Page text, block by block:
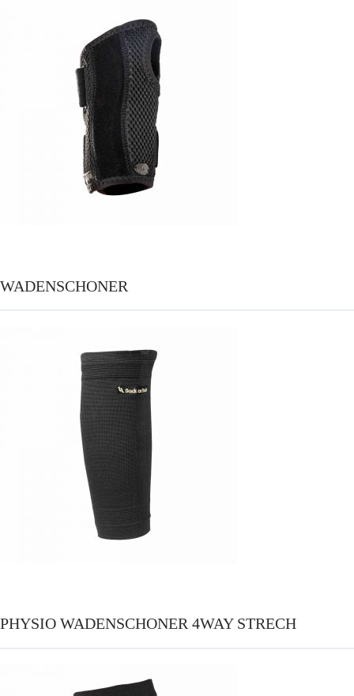
WADENSCHONER
PHYSIO WADENSCHONER 4WAY STRECH